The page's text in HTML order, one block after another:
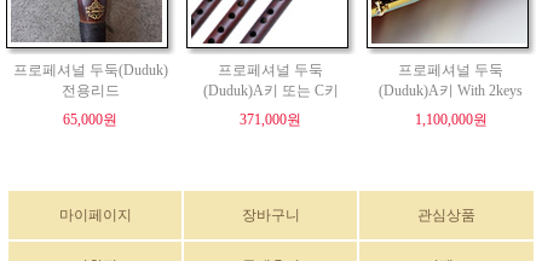
프로페셔널 두둑(Duduk)
전용리드
65,000원
프로페셔널 두둑
(Duduk)A키 또는 C키
371,000원
프로페셔널 두둑
(Duduk)A키 With 2keys
1,100,000원
마이페이지 장바구니 관심상품